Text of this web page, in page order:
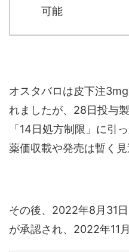
可能
オスタバロは皮下注
れましたが、28日投与
「14日処方制限」に引
薬価収載や発売は暫く見
その後、2022年8月31
が承認され、2022年11